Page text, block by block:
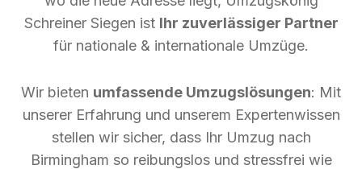
Schreiner Siegen ist Ihr zuverlässiger Partner
für nationale & internationale Umzüge.
Wir bieten umfassende Umzugslösungen: Mit
unserer Erfahrung und unserem Expertenwissen
stellen wir sicher, dass Ihr Umzug nach
Birmingham so reibungslos und stressfrei wie